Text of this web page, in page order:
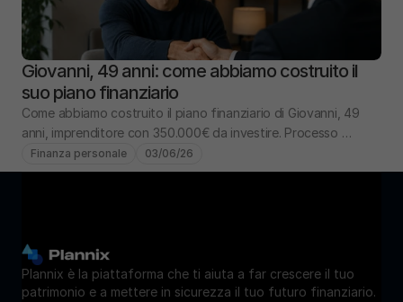
Giovanni, 49 anni: come abbiamo costruito il
suo piano finanziario
Come abbiamo costruito il piano finanziario di Giovanni, 49
anni, imprenditore con 350.000€ da investire. Processo
completo: analisi, obiettivi, portafoglio.
Finanza personale 03/06/26
Plannix è la piattaforma che ti aiuta a far crescere il tuo
patrimonio e a mettere in sicurezza il tuo futuro finanziario.